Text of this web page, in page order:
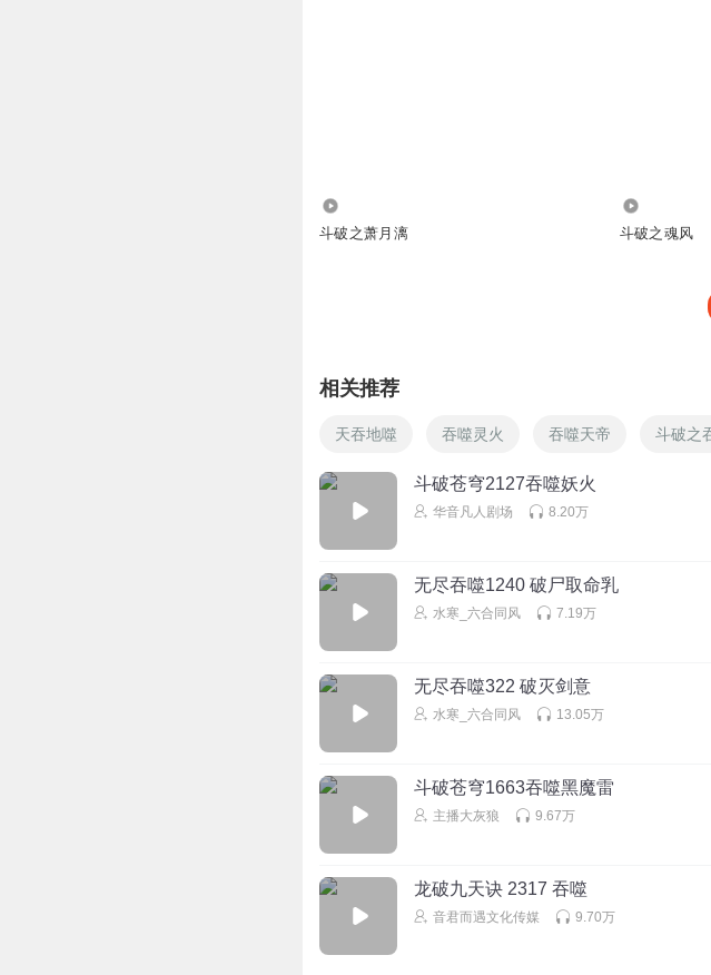
斗破之萧月漓 斗破之魂风
相关推荐
天吞地噬 吞噬灵火 吞噬天帝 斗破之
斗破苍穹2127吞噬妖火
华音凡人剧场 8.20万
无尽吞噬1240 破尸取命乳
水寒_六合同风 7.19万
无尽吞噬322 破灭剑意
水寒_六合同风 13.05万
斗破苍穹1663吞噬黑魔雷
主播大灰狼 9.67万
龙破九天诀 2317 吞噬
音君而遇文化传媒 9.70万